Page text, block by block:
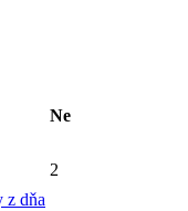
Ne
z dňa
2